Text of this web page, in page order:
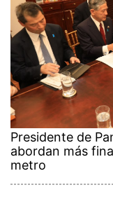
Presidente de
abordan más
metro